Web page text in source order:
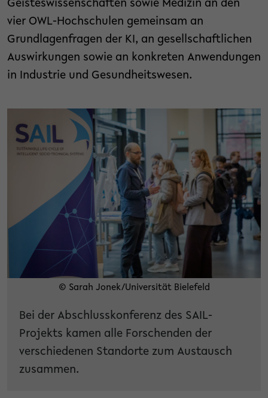
Geisteswissenschaften sowie Medizin an den
vier OWL-Hochschulen gemeinsam an
Grundlagenfragen der KI, an gesellschaftlichen
Auswirkungen sowie an konkreten Anwendungen
in Industrie und Gesundheitswesen.
© Sarah Jonek/Universität Bielefeld
Bei der Abschlusskonferenz des SAIL-
Projekts kamen alle Forschenden der
verschiedenen Standorte zum Austausch
zusammen.